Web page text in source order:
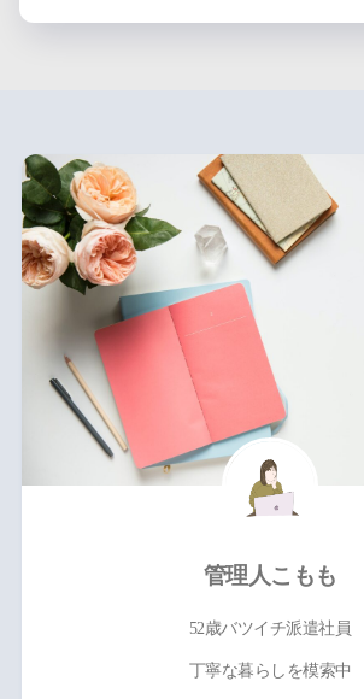
管理人こもも
52歳バツイチ派遣社員
丁寧な暮らしを模索中